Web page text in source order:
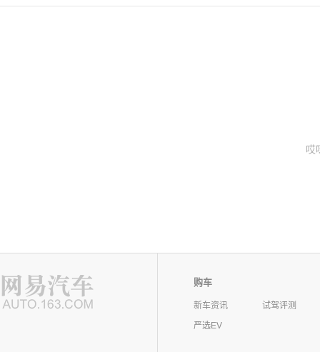
哎
购车
新车资讯
试驾评测
严选EV